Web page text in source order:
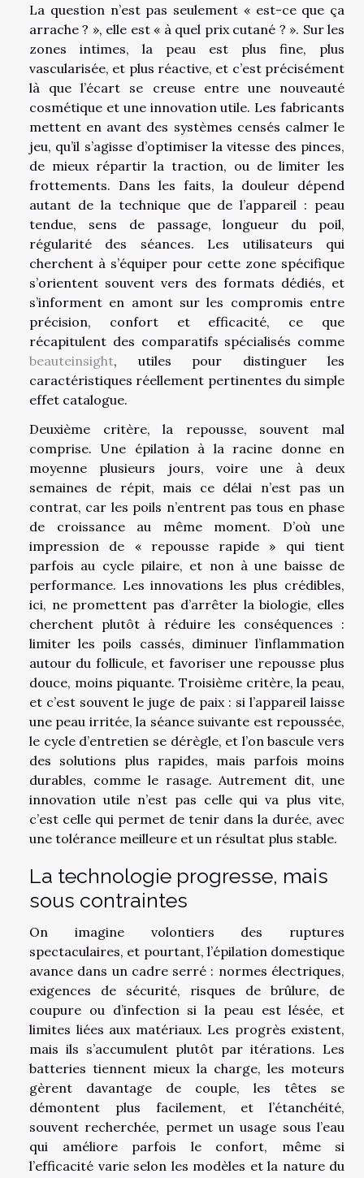
La question n’est pas seulement « est-ce que ça
arrache ? », elle est « à quel prix cutané ? ». Sur les
zones intimes, la peau est plus fine, plus
vascularisée, et plus réactive, et c’est précisément
là que l’écart se creuse entre une nouveauté
cosmétique et une innovation utile. Les fabricants
mettent en avant des systèmes censés calmer le
jeu, qu’il s’agisse d’optimiser la vitesse des pinces,
de mieux répartir la traction, ou de limiter les
frottements. Dans les faits, la douleur dépend
autant de la technique que de l’appareil : peau
tendue, sens de passage, longueur du poil,
régularité des séances. Les utilisateurs qui
cherchent à s’équiper pour cette zone spécifique
s’orientent souvent vers des formats dédiés, et
s’informent en amont sur les compromis entre
précision, confort et efficacité, ce que
récapitulent des comparatifs spécialisés comme
beauteinsight, utiles pour distinguer les
caractéristiques réellement pertinentes du simple
effet catalogue.
Deuxième critère, la repousse, souvent mal
comprise. Une épilation à la racine donne en
moyenne plusieurs jours, voire une à deux
semaines de répit, mais ce délai n’est pas un
contrat, car les poils n’entrent pas tous en phase
de croissance au même moment. D’où une
impression de « repousse rapide » qui tient
parfois au cycle pilaire, et non à une baisse de
performance. Les innovations les plus crédibles,
ici, ne promettent pas d’arrêter la biologie, elles
cherchent plutôt à réduire les conséquences :
limiter les poils cassés, diminuer l’inflammation
autour du follicule, et favoriser une repousse plus
douce, moins piquante. Troisième critère, la peau,
et c’est souvent le juge de paix : si l’appareil laisse
une peau irritée, la séance suivante est repoussée,
le cycle d’entretien se dérègle, et l’on bascule vers
des solutions plus rapides, mais parfois moins
durables, comme le rasage. Autrement dit, une
innovation utile n’est pas celle qui va plus vite,
c’est celle qui permet de tenir dans la durée, avec
une tolérance meilleure et un résultat plus stable.
La technologie progresse, mais
sous contraintes
On imagine volontiers des ruptures
spectaculaires, et pourtant, l’épilation domestique
avance dans un cadre serré : normes électriques,
exigences de sécurité, risques de brûlure, de
coupure ou d’infection si la peau est lésée, et
limites liées aux matériaux. Les progrès existent,
mais ils s’accumulent plutôt par itérations. Les
batteries tiennent mieux la charge, les moteurs
gèrent davantage de couple, les têtes se
démontent plus facilement, et l’étanchéité,
souvent recherchée, permet un usage sous l’eau
qui améliore parfois le confort, même si
l’efficacité varie selon les modèles et la nature du